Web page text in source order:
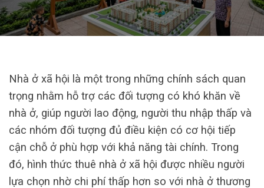
Nhà ở xã hội là một trong những chính sách quan
trọng nhằm hỗ trợ các đối tượng có khó khăn về
nhà ở, giúp người lao động, người thu nhập thấp và
các nhóm đối tượng đủ điều kiện có cơ hội tiếp
cận chỗ ở phù hợp với khả năng tài chính. Trong
đó, hình thức thuê nhà ở xã hội được nhiều người
lựa chọn nhờ chi phí thấp hơn so với nhà ở thương